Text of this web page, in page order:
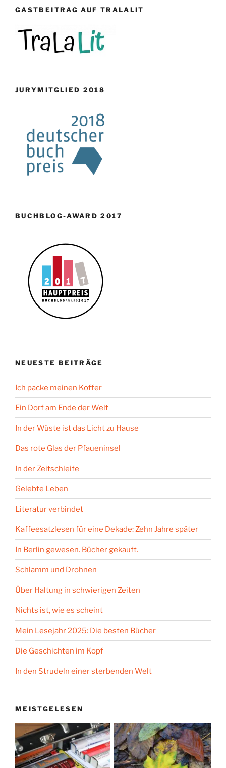
GASTBEITRAG AUF TRALALIT
JURYMITGLIED 2018
BUCHBLOG-AWARD 2017
NEUESTE BEITRÄGE
Ich packe meinen Koffer
Ein Dorf am Ende der Welt
In der Wüste ist das Licht zu Hause
Das rote Glas der Pfaueninsel
In der Zeitschleife
Gelebte Leben
Literatur verbindet
Kaffeesatzlesen für eine Dekade: Zehn Jahre später
In Berlin gewesen. Bücher gekauft.
Schlamm und Drohnen
Über Haltung in schwierigen Zeiten
Nichts ist, wie es scheint
Mein Lesejahr 2025: Die besten Bücher
Die Geschichten im Kopf
In den Strudeln einer sterbenden Welt
MEISTGELESEN